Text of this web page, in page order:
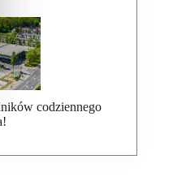
codziennego